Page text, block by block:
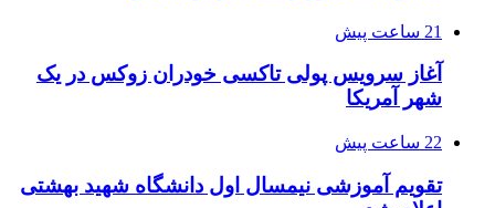
21 ساعت پیش
آغاز سرویس پولی تاکسی خودران زوکس در یک
شهر آمریکا
22 ساعت پیش
تقویم آموزشی نیمسال اول دانشگاه شهید بهشتی